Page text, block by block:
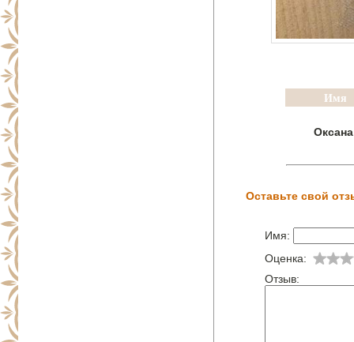
Имя
Оксана
Оставьте свой
Имя:
Оценка:
Отзыв: